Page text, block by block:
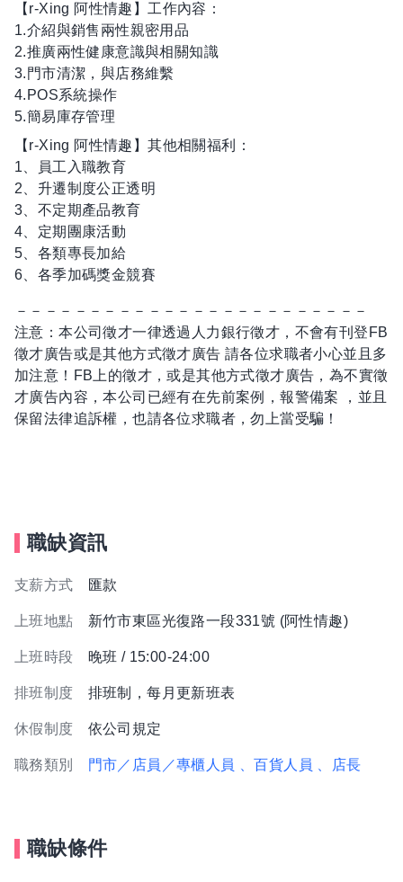
【r-Xing 阿性情趣】工作內容：
1.介紹與銷售兩性親密用品
2.推廣兩性健康意識與相關知識
3.門市清潔，與店務維繫
4.POS系統操作
5.簡易庫存管理
【r-Xing 阿性情趣】其他相關福利：
1、員工入職教育
2、升遷制度公正透明
3、不定期產品教育
4、定期團康活動
5、各類專長加給
6、各季加碼獎金競賽
－－－－－－－－－－－－－－－－－－－－－－－－
注意：本公司徵才一律透過人力銀行徵才，不會有刊登FB
徵才廣告或是其他方式徵才廣告 請各位求職者小心並且多
加注意！FB上的徵才，或是其他方式徵才廣告，為不實徵
才廣告內容，本公司已經有在先前案例，報警備案 ，並且
保留法律追訴權，也請各位求職者，勿上當受騙！
職缺資訊
支薪方式 匯款
上班地點 新竹市東區光復路一段331號 (阿性情趣)
上班時段 晚班 / 15:00-24:00
排班制度 排班制，每月更新班表
休假制度 依公司規定
職務類別 門市／店員／專櫃人員 、百貨人員 、店長
職缺條件